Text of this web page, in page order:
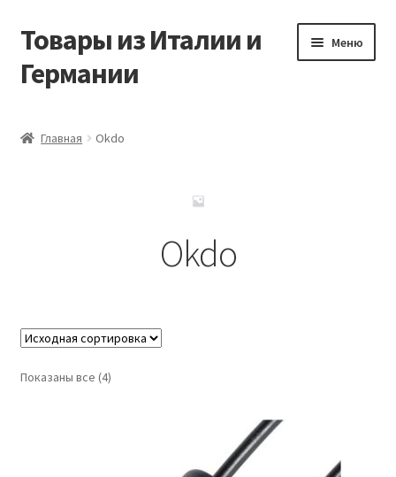
Перейти
навигации
Перейти
содержимому
Товары из Италии и
Германии
Меню
Заказать товары из Европы
Мой аккаунт
Главная Okdo
Okdo
Показаны все (4)